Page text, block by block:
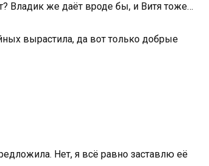
Владик же даёт вроде бы, и Витя тоже…
вырастила, да вот только добрые
Нет, я всё равно заставлю её